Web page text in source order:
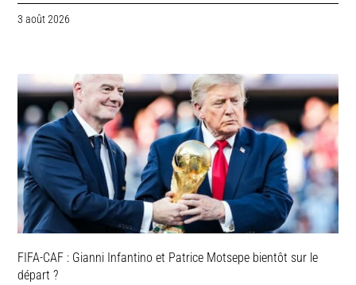
3 août 2026
FIFA-CAF : Gianni Infantino et Patrice Motsepe bientôt sur le
départ ?